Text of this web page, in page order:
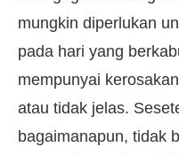
mungkin diperlukan
pada hari yang
mempunyai
atau tidak jelas.
bagaimanapun, tidak